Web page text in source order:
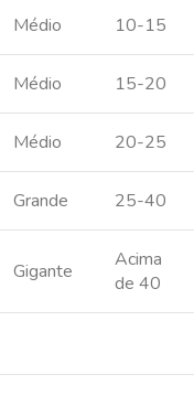
Médio 10-15
Médio 15-20
Médio 20-25
Grande 25-40
Gigante
Acima
de 40